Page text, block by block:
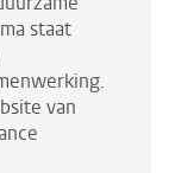
staat
van